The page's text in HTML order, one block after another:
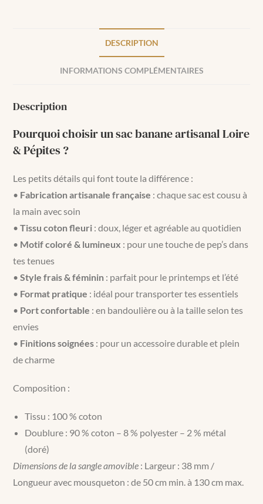
DESCRIPTION
INFORMATIONS COMPLÉMENTAIRES
Description
Pourquoi choisir un sac banane artisanal Loire
& Pépites ?
Les petits détails qui font toute la différence :
• Fabrication artisanale française : chaque sac est cousu à
la main avec soin
•Tissu coton fleuri : doux, léger et agréable au quotidien
• Motif coloré & lumineux : pour une touche de pep’s dans
tes tenues
•Style frais & féminin : parfait pour le printemps et l’été
• Format pratique : idéal pour transporter tes essentiels
• Port confortable : en bandoulière ou à la taille selon tes
envies
• Finitions soignées : pour un accessoire durable et plein
de charme
Composition :
Tissu : 100 % coton
Doublure : 90 % coton – 8 % polyester – 2 % métal
(doré)
Dimensions de la sangle amovible : Largeur : 38 mm /
Longueur avec mousqueton : de 50 cm min. à 130 cm max.